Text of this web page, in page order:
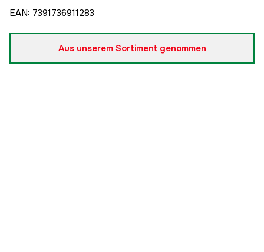
EAN: 7391736911283
Aus unserem Sortiment genommen